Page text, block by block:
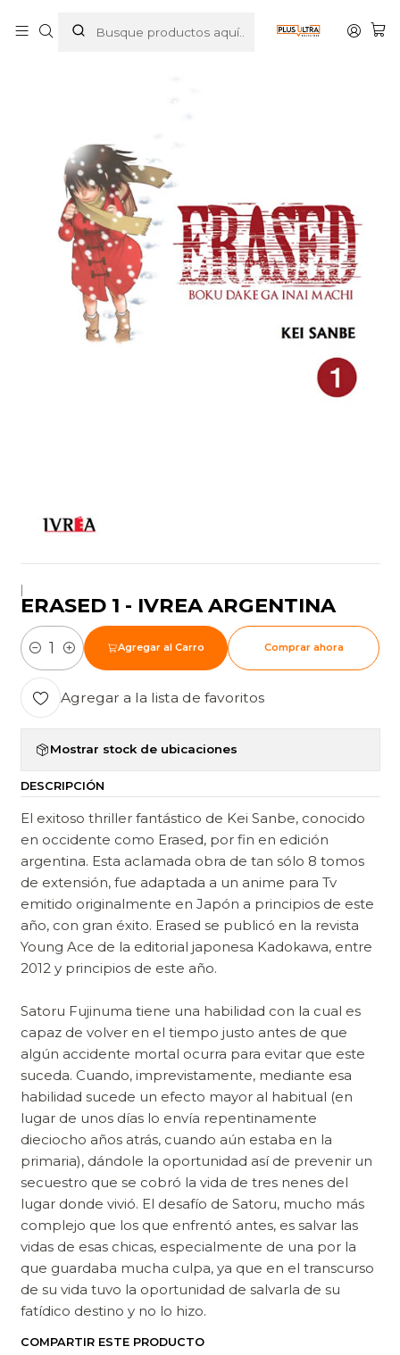
|
ERASED 1 - IVREA ARGENTINA
Cantidad
Agregar al Carro Comprar ahora
Agregar a la lista de favoritos
Mostrar stock de ubicaciones
DESCRIPCIÓN
El exitoso thriller fantástico de Kei Sanbe, conocido
en occidente como Erased, por fin en edición
argentina. Esta aclamada obra de tan sólo 8 tomos
de extensión, fue adaptada a un anime para Tv
emitido originalmente en Japón a principios de este
año, con gran éxito. Erased se publicó en la revista
Young Ace de la editorial japonesa Kadokawa, entre
2012 y principios de este año.
Satoru Fujinuma tiene una habilidad con la cual es
capaz de volver en el tiempo justo antes de que
algún accidente mortal ocurra para evitar que este
suceda. Cuando, imprevistamente, mediante esa
habilidad sucede un efecto mayor al habitual (en
lugar de unos días lo envía repentinamente
dieciocho años atrás, cuando aún estaba en la
primaria), dándole la oportunidad así de prevenir un
secuestro que se cobró la vida de tres nenes del
lugar donde vivió. El desafío de Satoru, mucho más
complejo que los que enfrentó antes, es salvar las
vidas de esas chicas, especialmente de una por la
que guardaba mucha culpa, ya que en el transcurso
de su vida tuvo la oportunidad de salvarla de su
fatídico destino y no lo hizo.
COMPARTIR ESTE PRODUCTO